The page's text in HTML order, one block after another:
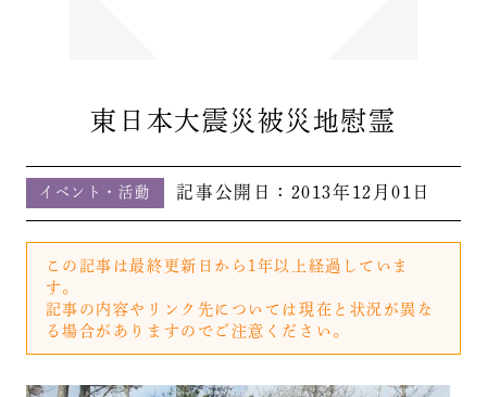
東日本大震災被災地慰霊
イベント・活動 記事公開日： 2013年12月01日
この記事は最終更新日から1年以上経過していま
す。
記事の内容やリンク先については現在と状況が異な
る場合がありますのでご注意ください。